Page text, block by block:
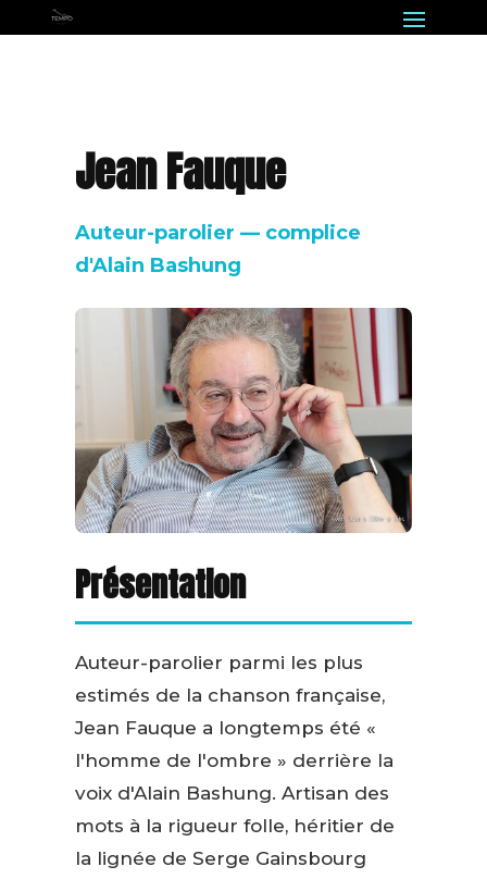
Jean Fauque
Auteur-parolier — complice
d'Alain Bashung
Présentation
Auteur-parolier parmi les plus
estimés de la chanson française,
Jean Fauque a longtemps été «
l'homme de l'ombre » derrière la
voix d'Alain Bashung. Artisan des
mots à la rigueur folle, héritier de
la lignée de Serge Gainsbourg